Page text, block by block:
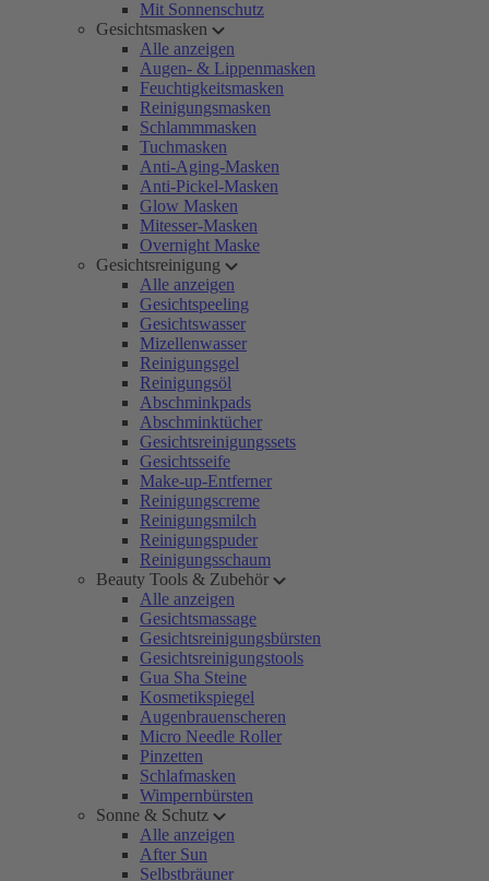
Mit Sonnenschutz
Gesichtsmasken
Alle anzeigen
Augen- & Lippenmasken
Feuchtigkeitsmasken
Reinigungsmasken
Schlammmasken
Tuchmasken
Anti-Aging-Masken
Anti-Pickel-Masken
Glow Masken
Mitesser-Masken
Overnight Maske
Gesichtsreinigung
Alle anzeigen
Gesichtspeeling
Gesichtswasser
Mizellenwasser
Reinigungsgel
Reinigungsöl
Abschminkpads
Abschminktücher
Gesichtsreinigungssets
Gesichtsseife
Make-up-Entferner
Reinigungscreme
Reinigungsmilch
Reinigungspuder
Reinigungsschaum
Beauty Tools & Zubehör
Alle anzeigen
Gesichtsmassage
Gesichtsreinigungsbürsten
Gesichtsreinigungstools
Gua Sha Steine
Kosmetikspiegel
Augenbrauenscheren
Micro Needle Roller
Pinzetten
Schlafmasken
Wimpernbürsten
Sonne & Schutz
Alle anzeigen
After Sun
Selbstbräuner